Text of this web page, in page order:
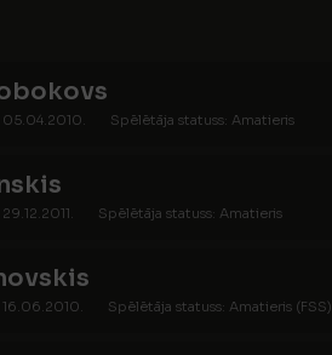
05.04.2010. Spēlētāja statuss: Amatieris
Spēlētāja statuss: Amatieris
16.06.2010. Spēlētāja statuss: Amatieris (FSS)